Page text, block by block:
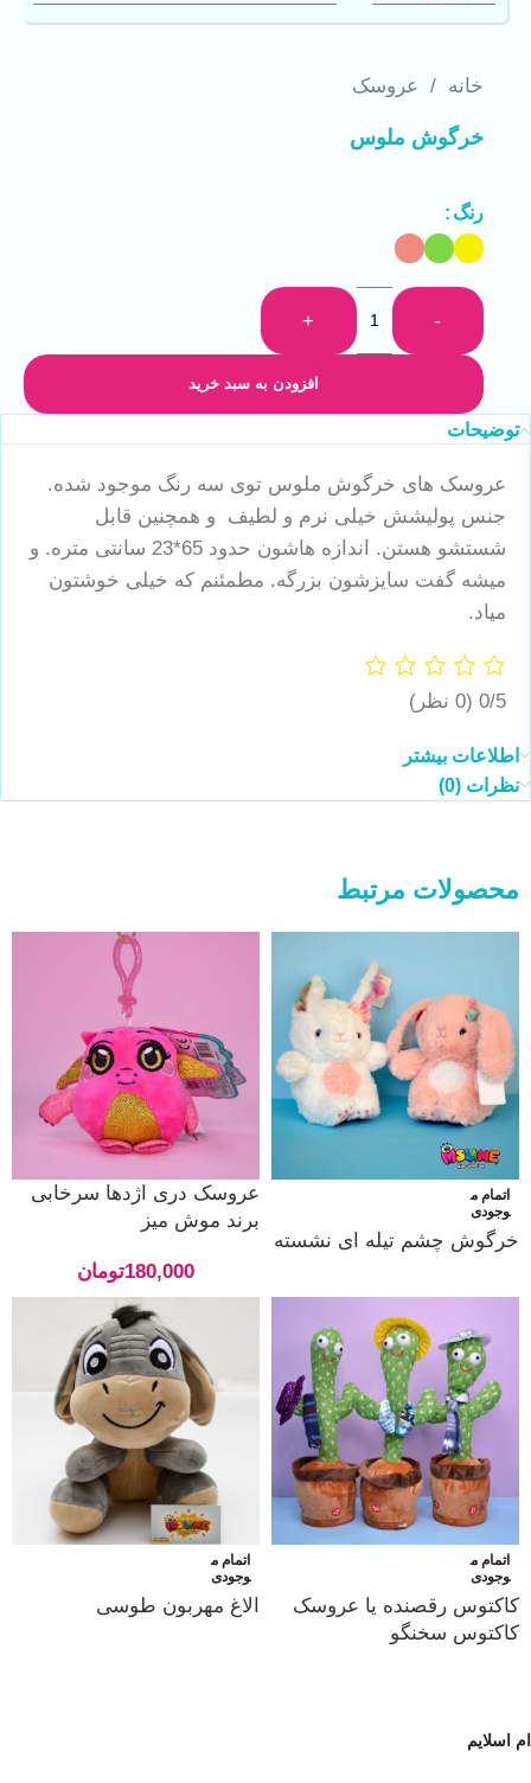
خانه / عروسک
خرگوش ملوس
رنگ
-
+
افزودن به سبد خرید
توضیحات
عروسک های خرگوش ملوس توی سه رنگ موجود شده.
جنس پولیشش خیلی نرم و لطیف و همچنین قابل
شستشو هستن. اندازه هاشون حدود 65*23 سانتی متره. و
میشه گفت سایزشون بزرگه. مطمئنم که خیلی خوشتون
میاد.
0/5 (0 نظر)
اطلاعات بیشتر
نظرات (0)
محصولات مرتبط
اتمام م
وجودی
خرگوش چشم تیله ای نشسته
عروسک دری اژدها سرخابی
برند موش میز
180,000تومان
اتمام م
وجودی
کاکتوس رقصنده یا عروسک
کاکتوس سخنگو
اتمام م
وجودی
الاغ مهربون طوسی
ام اسلایم